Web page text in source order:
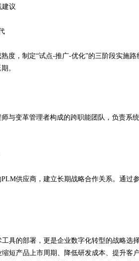
建议
度，制定“试点-推广-优化”的三阶段实施
。
与变革管理者构成的跨职能团队，负责系
供应商，建立长期战略合作关系。通过
具的部署，更是企业数字化转型的战略选
短产品上市周期、降低研发成本、提升客